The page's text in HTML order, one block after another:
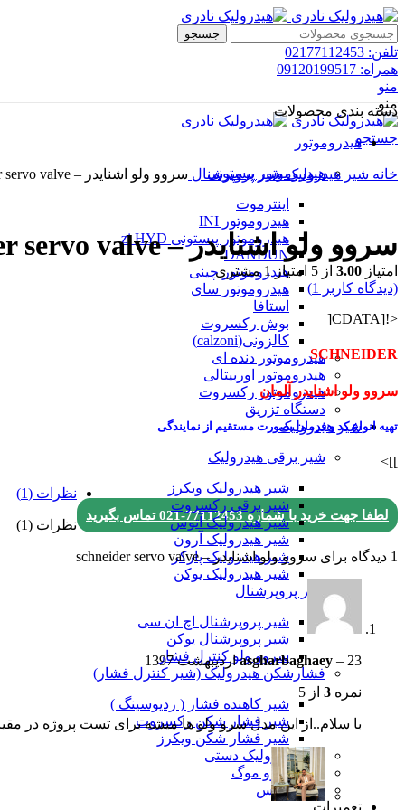
جستجو
تلفن: 02177112453
همراه: 09120199517
منو
منو
جستجو
دسته بندی محصولات
هیدروموتور
هیدروموتور پیستونی
اینترموت
هیدروموتور INI
هیدروموتور پیستونی zi HYD
DANDUN
هیدروموتور چینی
هیدروموتور سای
استافا
بوش رکسروت
کالزونی(calzoni)
هیدروموتور دنده ای
هیدروموتور اوربیتالی
هیدروموتور رکسروت
دستگاه تزریق
شیر هیدرولیک
شیر برقی هیدرولیک
شیر هیدرولیک ویکرز
شیر برقی رکسروت
شیر هیدرولیک آتوس
شیر هیدرولیک آرون
شیر هیدرولیک پارکر
شیر هیدرولیک یوکن
شیر پروپرشنال
شیر پروپرشنال اچ ان سی
شیر پروپرشنال یوکن
سروو ولو کنترل فشار
فشارشکن هیدرولیک (شیر کنترل فشار)
شير کاهنده فشار ( ردیوسینگ )
شیر فشار شکن رکسروت
شیر فشار شکن ویکرز
شیر هیدرولیک دستی
شیر سروو موگ
کانتر بالانس
تعمیرات
خانه شیر هیدرولیکشیر پروپرشنال سروو ولو اشنایدر – schneider servo valve
سروو ولو اشنایدر – schneider servo valve
امتیاز 3.00 از 5 امتیاز 1مشتری
(دیدگاه کاربر
1
)
<![CDATA[
SCHNEIDER
سروو ولو اشنایدر آلمان
تهیه انواع کد و فرمان بصورت مستقیم از نمایندگی
]]>
لطفا جهت خرید با شماره77112453-021 تماس بگیرید
نظرات (1)
نظرات (1)
1 دیدگاه برای سروو ولو اشنایدر – schneider servo valve
asgharbaghaey – 23 اردیبهشت 1397
نمره 3 از 5
با سلام..از این مدل سرو ولو ها میشه برای تست پروژه در